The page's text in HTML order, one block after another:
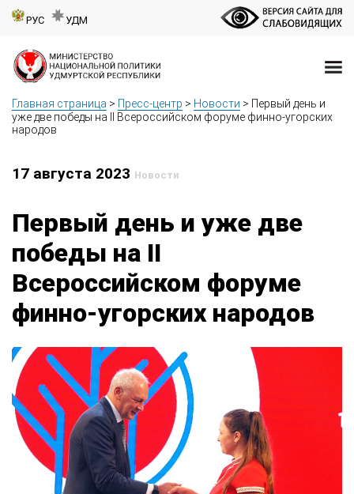
РУС УДМ
Главная страница > Пресс-центр > Новости > Первый день и
уже две победы на II Всероссийском форуме финно-угорских
народов
17 августа 2023 Новости
Первый день и уже две
победы на II
Всероссийском форуме
финно-угорских народов